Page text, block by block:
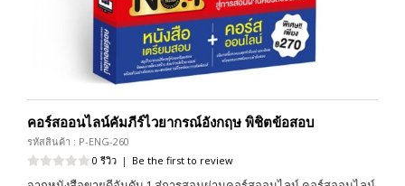
คอร์สออนไลน์คัมภีร์ไวยากรณ์อังกฤษ พิชิตข้อสอบ
รหัสสินค้า : P-ENG-260
0 รีวิว | Be the first to review